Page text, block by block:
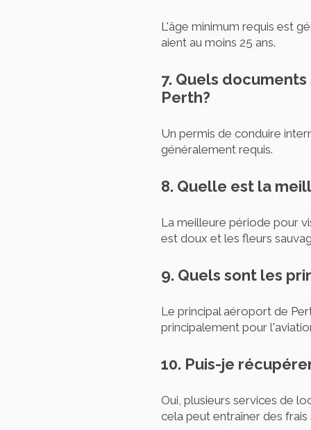
L'âge minimum requis est
aient au moins 25 ans.
7. Quels
Perth?
Un permis de conduire
généralement requis.
8. Quelle est la
La meilleure période pour
est doux et les fleurs
9. Quels sont les
Le principal aéroport de
principalement pour
10. Puis-je
Oui, plusieurs services de
cela peut entraîner des